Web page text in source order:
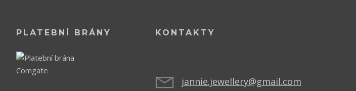
PLATEBNÍ BRÁNY KONTAKTY
jannie.jewellery@gmail.com